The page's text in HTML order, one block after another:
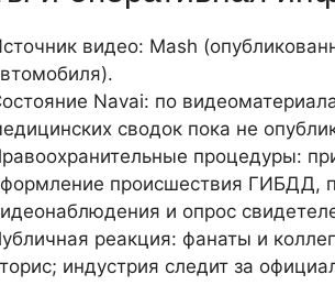
видео: Mash
Navai: по
сводок пока не
процедуры:
происшествия ГИБДД,
и опрос
реакция: фанаты и
индустрия следит за